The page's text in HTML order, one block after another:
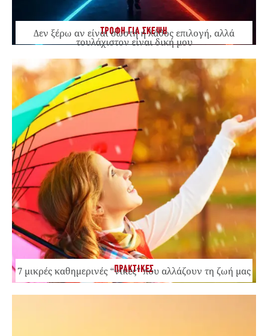
ΤΡΟΦΗ ΓΙΑ ΣΚΕΨΗ
Δεν ξέρω αν είναι σωστή ή λάθος επιλογή, αλλά
τουλάχιστον είναι δική μου
ΠΡΑΚΤΙΚΕΣ
7 μικρές καθημερινές “νίκες” που αλλάζουν τη ζωή μας